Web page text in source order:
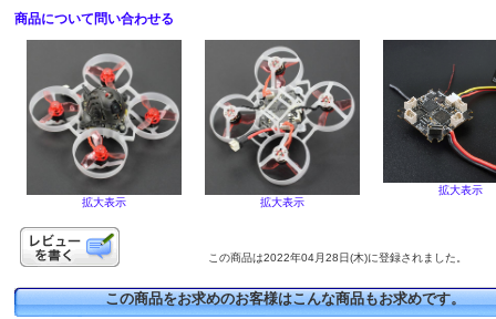
商品について問い合わせる
拡大表示 拡大表示
拡大表示
この商品は2022年04月28日(木)に登録されました。
この商品をお求めのお客様はこんな商品もお求めです。